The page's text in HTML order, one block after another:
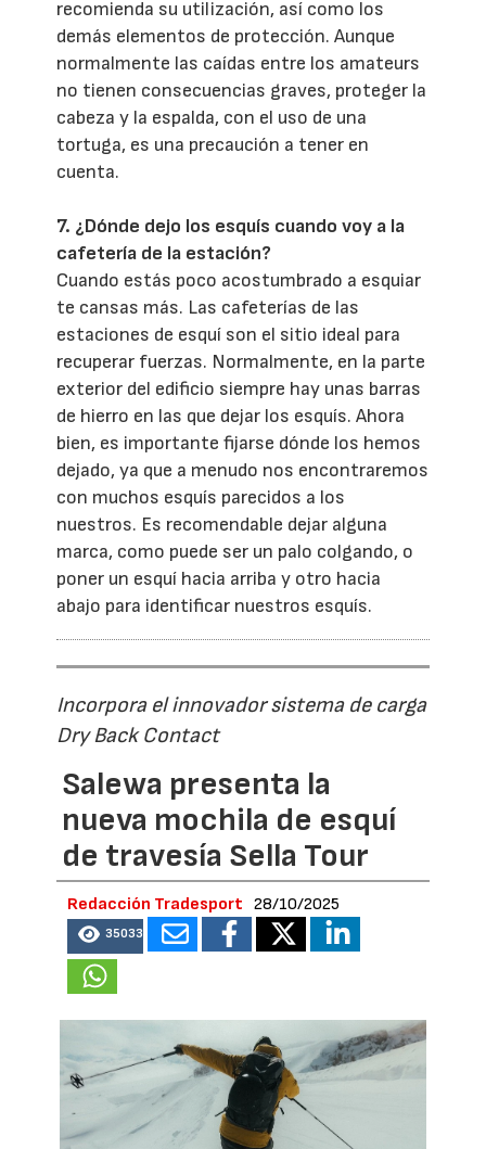
recomienda su utilización, así como los
demás elementos de protección. Aunque
normalmente las caídas entre los amateurs
no tienen consecuencias graves, proteger la
cabeza y la espalda, con el uso de una
tortuga, es una precaución a tener en
cuenta.
7. ¿Dónde dejo los esquís cuando voy a la
cafetería de la estación?
Cuando estás poco acostumbrado a esquiar
te cansas más. Las cafeterías de las
estaciones de esquí son el sitio ideal para
recuperar fuerzas. Normalmente, en la parte
exterior del edificio siempre hay unas barras
de hierro en las que dejar los esquís. Ahora
bien, es importante fijarse dónde los hemos
dejado, ya que a menudo nos encontraremos
con muchos esquís parecidos a los
nuestros. Es recomendable dejar alguna
marca, como puede ser un palo colgando, o
poner un esquí hacia arriba y otro hacia
abajo para identificar nuestros esquís.
Incorpora el innovador sistema de carga
Dry Back Contact
Salewa presenta la
nueva mochila de esquí
de travesía Sella Tour
Redacción Tradesport 28/10/2025
35033